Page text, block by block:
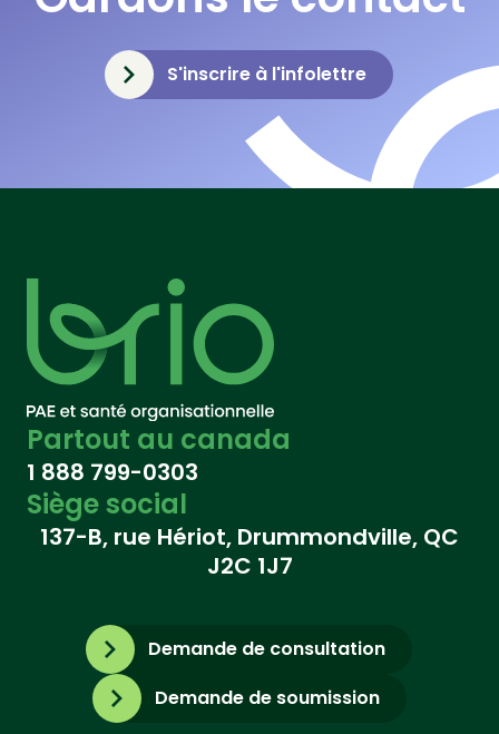
S'inscrire à l'infolettre
Partout au canada
1 888 799-0303
Siège social
137-B, rue Hériot, Drummondville, QC
J2C 1J7
Demande de consultation
Demande de soumission